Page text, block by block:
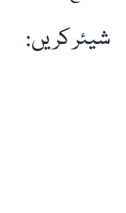
شیئر کریں: